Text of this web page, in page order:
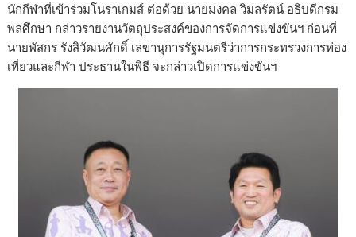
นักกีฬาที่เข้าร่วมโนราเกมส์ ต่อด้วย นายมงคล วิมลรัตน์ อธิบดีกรม
พลศึกษา กล่าวรายงานวัตถุประสงค์ของการจัดการแข่งขันฯ ก่อนที่
นายพัสกร รังสิวัฒนศักดิ์ เลขานุการรัฐมนตรีว่าการกระทรวงการท่อง
เที่ยวและกีฬา ประธานในพิธี จะกล่าวเปิดการแข่งขันฯ